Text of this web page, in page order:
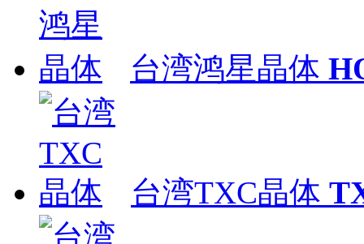
台湾鸿星晶体
台湾TXC晶体